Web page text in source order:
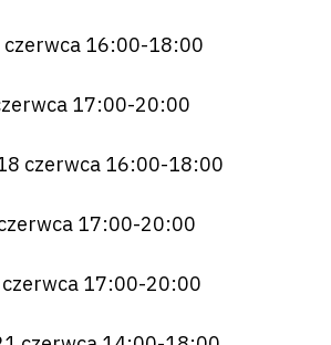
16:00-18:00
17:00-20:00
czerwca 16:00-18:00
17:00-20:00
17:00-20:00